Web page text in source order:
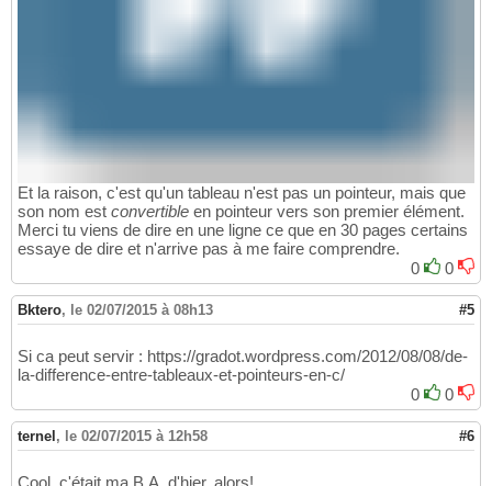
Et la raison, c'est qu'un tableau n'est pas un pointeur, mais que
son nom est convertible en pointeur vers son premier élément.
Merci tu viens de dire en une ligne ce que en 30 pages certains
essaye de dire et n'arrive pas à me faire comprendre.
0
0
Bktero, le 02/07/2015 à 08h13 #5
Si ca peut servir : https://gradot.wordpress.com/2012/08/08/de-
la-difference-entre-tableaux-et-pointeurs-en-c/
0
0
ternel , le 02/07/2015 à 12h58 #6